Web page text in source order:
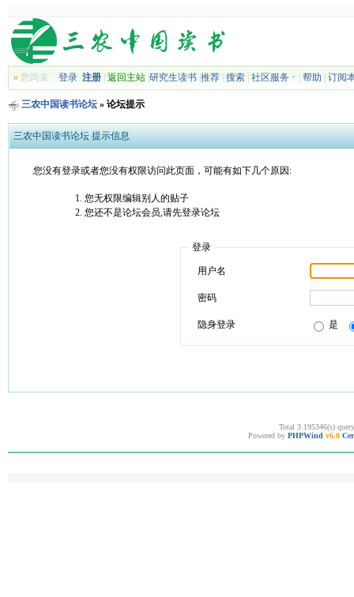
»您尚未 登录 注册| 返回主站| 研究生读书| 推荐| 搜索| 社区服务 帮助 订阅
三农中国读书论坛» 论坛提示
三农中国读书论坛 提示信息
您没有登录或者您没有权限访问此页面，可能有如下几个原因:
您无权限编辑别人的贴子
您还不是论坛会员,请先登录论坛
登录
用户名
密码
隐身登录 是
Total 3.195346(s)
Powered by PHPWind v6.0